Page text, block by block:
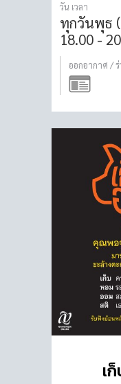
วัน เวลา
ทุกวันพุธ
18.00 -
ออกอากาศ /
เ